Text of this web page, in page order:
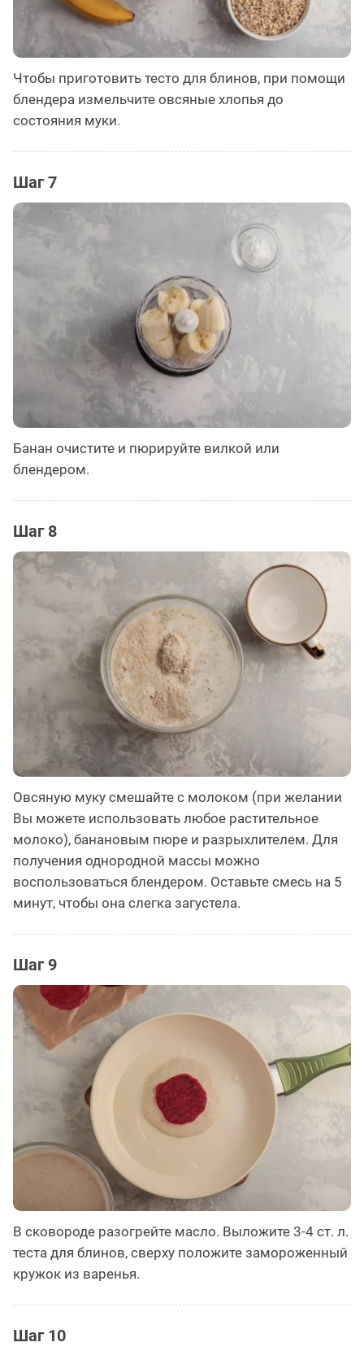
Чтобы приготовить тесто для блинов, при помощи
блендера измельчите овсяные хлопья до
состояния муки.
Шаг 7
Банан очистите и пюрируйте вилкой или
блендером.
Шаг 8
Овсяную муку смешайте с молоком (при желании
Вы можете использовать любое растительное
молоко), банановым пюре и разрыхлителем. Для
получения однородной массы можно
воспользоваться блендером. Оставьте смесь на 5
минут, чтобы она слегка загустела.
Шаг 9
В сковороде разогрейте масло. Выложите 3-4 ст. л.
теста для блинов, сверху положите замороженный
кружок из варенья.
Шаг 10